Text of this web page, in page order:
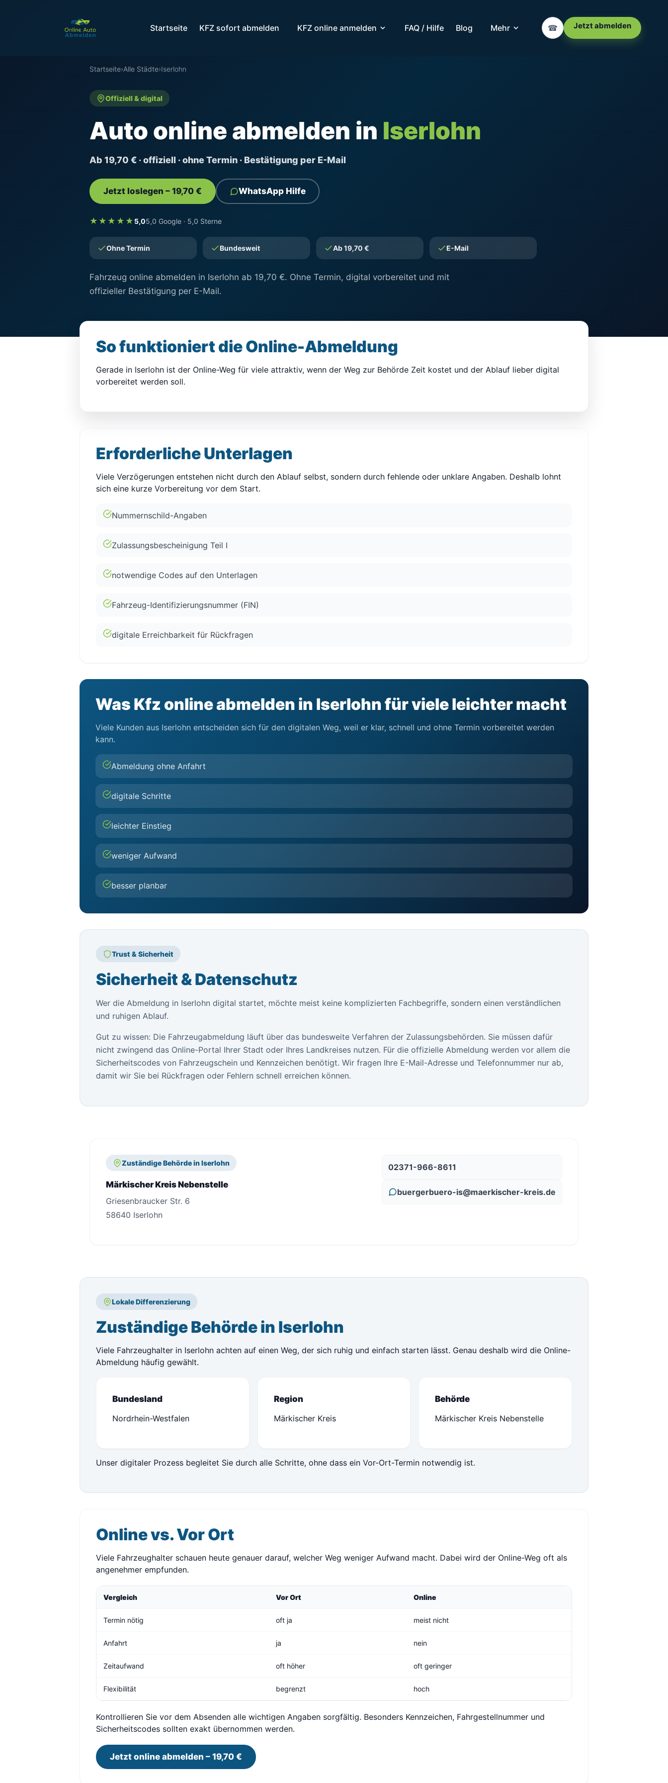
Startseite KFZ sofort abmelden KFZ online anmelden FAQ / Hilfe Blog Mehr ☎ Jetzt abmelden
Startseite›Alle Städte›Iserlohn
Offiziell & digital
Auto online abmelden in Iserlohn
Ab 19,70 € · offiziell · ohne Termin · Bestätigung per E-Mail
Jetzt loslegen – 19,70 € WhatsApp Hilfe
★★★★★ 5,05,0 Google · 5,0 Sterne
Ohne Termin Bundesweit Ab 19,70 € E-Mail
Fahrzeug online abmelden in Iserlohn ab 19,70 €. Ohne Termin, digital vorbereitet und mit
offizieller Bestätigung per E-Mail.
So funktioniert die Online-Abmeldung
Gerade in Iserlohn ist der Online-Weg für viele attraktiv, wenn der Weg zur Behörde Zeit kostet und der Ablauf lieber digital
vorbereitet werden soll.
Erforderliche Unterlagen
Viele Verzögerungen entstehen nicht durch den Ablauf selbst, sondern durch fehlende oder unklare Angaben. Deshalb lohnt
sich eine kurze Vorbereitung vor dem Start.
Nummernschild-Angaben
Zulassungsbescheinigung Teil I
notwendige Codes auf den Unterlagen
Fahrzeug-Identifizierungsnummer (FIN)
digitale Erreichbarkeit für Rückfragen
Was Kfz online abmelden in Iserlohn für viele leichter macht
Viele Kunden aus Iserlohn entscheiden sich für den digitalen Weg, weil er klar, schnell und ohne Termin vorbereitet werden
kann.
Abmeldung ohne Anfahrt
digitale Schritte
leichter Einstieg
weniger Aufwand
besser planbar
Trust & Sicherheit
Sicherheit & Datenschutz
Wer die Abmeldung in Iserlohn digital startet, möchte meist keine komplizierten Fachbegriffe, sondern einen verständlichen
und ruhigen Ablauf.
Gut zu wissen: Die Fahrzeugabmeldung läuft über das bundesweite Verfahren der Zulassungsbehörden. Sie müssen dafür
nicht zwingend das Online-Portal Ihrer Stadt oder Ihres Landkreises nutzen. Für die offizielle Abmeldung werden vor allem die
Sicherheitscodes von Fahrzeugschein und Kennzeichen benötigt. Wir fragen Ihre E-Mail-Adresse und Telefonnummer nur ab,
damit wir Sie bei Rückfragen oder Fehlern schnell erreichen können.
Zuständige Behörde in Iserlohn
Märkischer Kreis Nebenstelle
Griesenbraucker Str. 6
58640 Iserlohn
02371-966-8611
buergerbuero-is@maerkischer-kreis.de
Lokale Differenzierung
Zuständige Behörde in Iserlohn
Viele Fahrzeughalter in Iserlohn achten auf einen Weg, der sich ruhig und einfach starten lässt. Genau deshalb wird die Online-
Abmeldung häufig gewählt.
Bundesland
Nordrhein-Westfalen
Region
Märkischer Kreis
Behörde
Märkischer Kreis Nebenstelle
Unser digitaler Prozess begleitet Sie durch alle Schritte, ohne dass ein Vor-Ort-Termin notwendig ist.
Online vs. Vor Ort
Viele Fahrzeughalter schauen heute genauer darauf, welcher Weg weniger Aufwand macht. Dabei wird der Online-Weg oft als
angenehmer empfunden.
Vergleich Vor Ort Online
Termin nötig oft ja meist nicht
Anfahrt ja nein
Zeitaufwand oft höher oft geringer
Flexibilität begrenzt hoch
Kontrollieren Sie vor dem Absenden alle wichtigen Angaben sorgfältig. Besonders Kennzeichen, Fahrgestellnummer und
Sicherheitscodes sollten exakt übernommen werden.
Jetzt online abmelden – 19,70 €